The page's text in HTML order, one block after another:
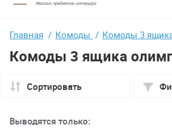
Главная Комоды Комоды 3
Комоды 3 ящика
Сортировать
Выводятся только: